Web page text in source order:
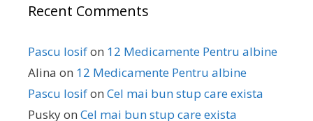
Recent Comments
Pascu Iosifon 12 Medicamente Pentru albine
Alina on 12 Medicamente Pentru albine
Pascu Iosifon Cel mai bun stup care exista
Puskyon Cel mai bun stup care exista